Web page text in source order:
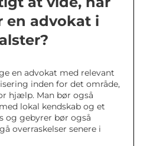
advokat i
en advokat med relevant
inden for det område,
hjælp. Man bør også
lokal kendskab og et
og gebyrer bør også
overraskelser senere i